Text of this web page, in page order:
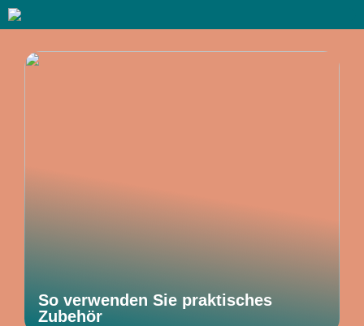
So verwenden Sie praktisches
Zubehör